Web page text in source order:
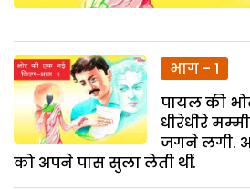
भाग - 1
पायल की
धीरेधीेरे
जगने लगी.
को अपने पास सुला लेती थीं.